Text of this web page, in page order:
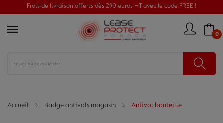
Frais de livraison offerts dès 290 euros HT avec le code FREE !
0
Accueil Badge antivols magasin Antivol bouteille